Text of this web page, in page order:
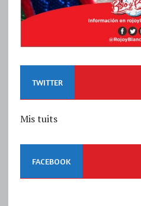
TWITTER
Mis tuits
FACEBOOK